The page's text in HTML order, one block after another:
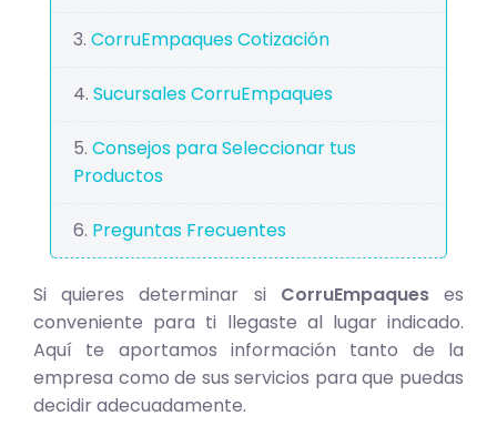
CorruEmpaques Cotización
Sucursales CorruEmpaques
Consejos para Seleccionar tus
Productos
Preguntas Frecuentes
Si quieres determinar si CorruEmpaqueses
conveniente para ti llegaste al lugar indicado.
Aquí te aportamos información tanto de la
empresa como de sus servicios para que puedas
decidir adecuadamente.